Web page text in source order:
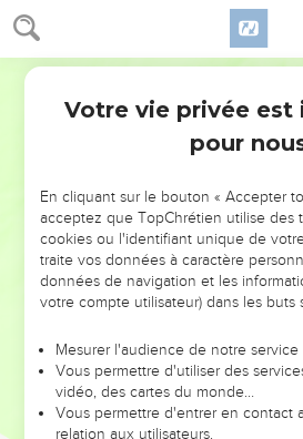
NE MANQUEZ PAS
DE
ET SI LEURS ERREURS
VOTRES ?
leur foi ou leur vision. Mais on voit
et les saisons difficiles qu'ils ont
sont elles qui les ont
Votre vie privée
pour
En cliquant sur le bouton « Accepter
acceptez que TopChrétien utilise des
cookies ou l'identifiant unique de
traite vos données à caractère
données de navigation et les
votre compte utilisateur) dans les buts
Mesurer l'audience de notre service
Vous permettre d'utiliser des
vidéo, des cartes du monde…
Vous permettre d'entrer en contact
relation aux utilisateurs.